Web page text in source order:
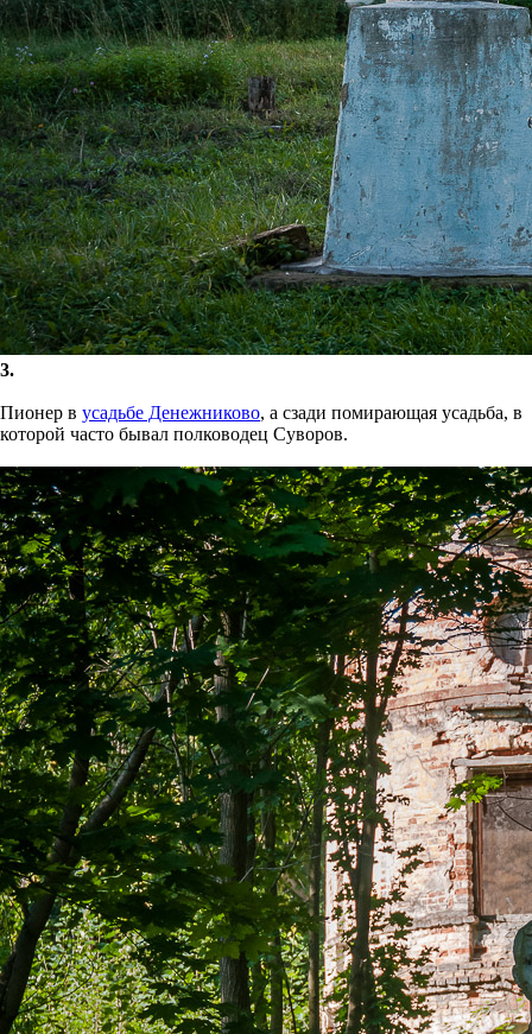
3.
Пионер в усадьбе Денежниково, а сзади помирающая усадьба, в
которой часто бывал полководец Суворов.